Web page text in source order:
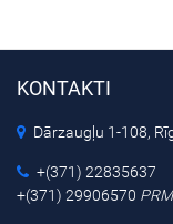
KONTAKTI
Dārzaugļu 1-108,
+(371) 22835637
+(371) 29906570